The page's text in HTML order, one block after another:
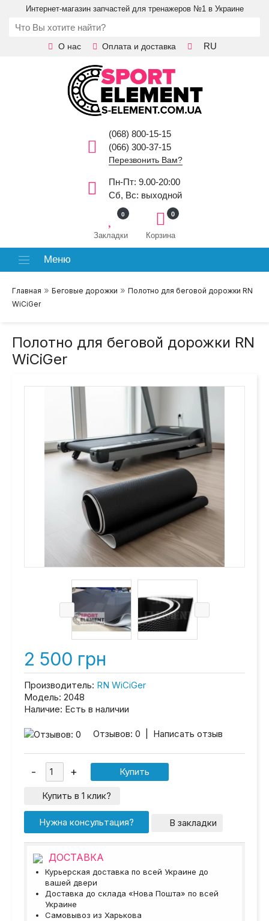
Интернет-магазин запчастей для тренажеров №1 в Украине
О нас Оплата и доставка RU
(068) 800-15-15
(066) 300-37-15
Перезвонить Вам?
Пн-Пт: 9.00-20:00
Сб, Вс: выходной
Закладки
0
Корзина
0
Меню
Главная » Беговые дорожки » Полотно для беговой дорожки RN
WiCiGer
Полотно для беговой дорожки RN
WiCiGer
2 500 грн
Производитель: RN WiCiGer
Модель: 2048
Наличие: Есть в наличии
Отзывов: 0 Написать отзыв
Купить в 1 клик?
Нужна консультация? В закладки
ДОСТАВКА
Курьерская доставка по всей Украине до
вашей двери
Доставка до склада «Нова Пошта» по всей
Украине
Самовывоз из Харькова